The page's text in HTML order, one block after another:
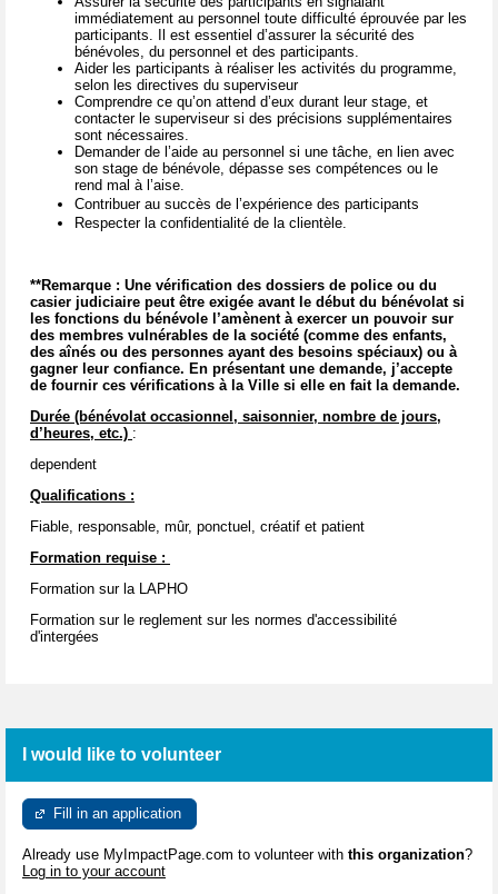
immédiatement au personnel toute difficulté éprouvée par les
participants. Il est essentiel d’assurer la sécurité des
bénévoles, du personnel et des participants.
Aider les participants à réaliser les activités du programme,
selon les directives du superviseur
Comprendre ce qu’on attend d’eux durant leur stage, et
contacter le superviseur si des précisions supplémentaires
sont nécessaires.
Demander de l’aide au personnel si une tâche, en lien avec
son stage de bénévole, dépasse ses compétences ou le
rend mal à l’aise.
Contribuer au succès de l’expérience des participants
Respecter la confidentialité de la clientèle.
**Remarque : Une vérification des dossiers de police ou du
casier judiciaire peut être exigée avant le début du bénévolat si
les fonctions du bénévole l’amènent à exercer un pouvoir sur
des membres vulnérables de la société (comme des enfants,
des aînés ou des personnes ayant des besoins spéciaux) ou à
gagner leur confiance. En présentant une demande, j’accepte
de fournir ces vérifications à la Ville si elle en fait la demande.
Durée (bénévolat occasionnel, saisonnier, nombre de jours,
d’heures, etc.) :
dependent
Qualifications :
Fiable, responsable, mûr, ponctuel, créatif et patient
Formation requise :
Formation sur la LAPHO
Formation sur le reglement sur les normes d'accessibilité
d'intergées
I would like to volunteer
Fill in an application
Already use MyImpactPage.com to volunteer with this organization?
Log in to your account